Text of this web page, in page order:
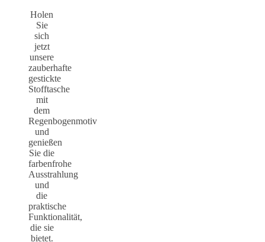
Holen
Sie
sich
jetzt
unsere
zauberhafte
gestickte
Stofftasche
mit
dem
Regenbogenmotiv
und
genießen
Sie die
farbenfrohe
Ausstrahlung
und
die
praktische
Funktionalität,
die sie
bietet.